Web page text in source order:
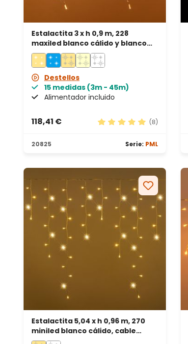
Estalactita 3 x h 0,9 m, 228
maxiled blanco cálido y blanco
frío, prolongable, IP67
Destellos
15 medidas (3m - 45m)
Alimentador incluido
118,41 €
(8)
20825 Serie: PML
Estalactita 5,04 x h 0,96 m, 270
miniled blanco cálido, cable
blanco, prolongable